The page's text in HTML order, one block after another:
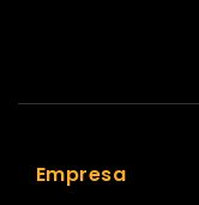
Empresa